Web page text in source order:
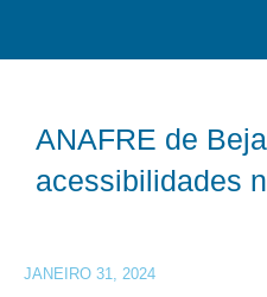
ANAFRE de
acessibilidades
JANEIRO 31, 2024